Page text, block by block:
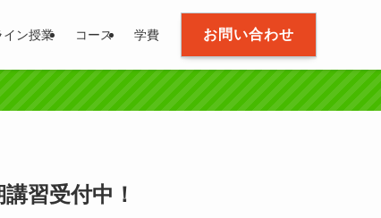
イン授業 コース 学費 お問い合わせ
習受付中！